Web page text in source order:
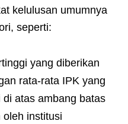
kelulusan umumnya
seperti:
yang diberikan
rata-rata IPK yang
atas ambang batas
institusi